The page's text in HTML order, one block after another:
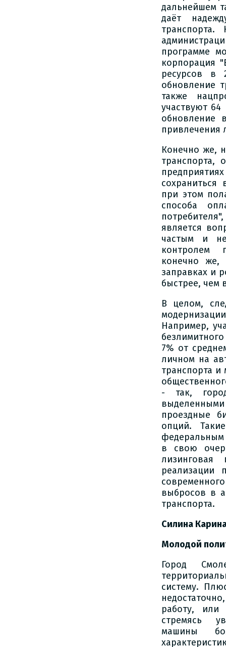
дальнейшем
даёт
программе
корпорация
ресурсов в
обновление
также
участвуют
обновление
привлечения
Конечно же,
транспорта,
сохраниться
при этом
способа
является
частым и
контролем
конечно же,
заправках и
быстрее, чем
В целом,
Например,
7% от
личном на
транспорта
- так,
проездные
опций.
федеральным
в свою
выбросов в
транспорта.
Силина
Молодой
Город
систему.
работу, или
стремясь
машины